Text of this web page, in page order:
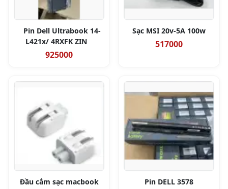
Pin Dell Ultrabook 14-
L421x/ 4RXFK ZIN
925000
Sạc MSI 20v-5A 100w
517000
Đầu cắm sạc macbook Pin DELL 3578